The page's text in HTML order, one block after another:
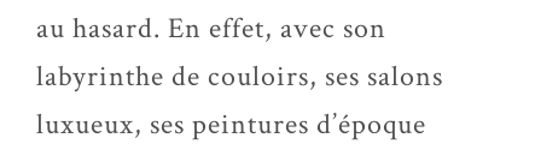
au hasard. En effet, avec son
labyrinthe de couloirs, ses salons
luxueux, ses peintures d’époque